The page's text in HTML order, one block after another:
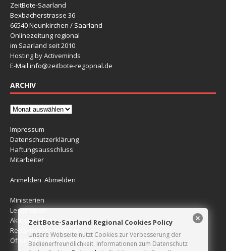
ZeitBote-Saarland
Bexbacherstrasse 36
66540 Neunkirchen / Saarland
Onlinezeitung regional
im Saarland seit 2010
Hosting by Activeminds
E-Mail:info@zeitbote-regopnal.de
ARCHIV
Impressum
Datenschutzerklärung
Haftungsausschluss
Mitarbeiter
Anmelden Abmelden
Ministerien
Leserreport
Aktuelle Blitzer
Redaktionelle Beiträge
Öffentlichkeitsfahndungen
ZeitBote-Saarland Regional Cookies Policy
Unsere Webseite nutzt Cookies zur Verbesserung der
Bedienerfreundlichkeit. Informationen zum Datenschutz